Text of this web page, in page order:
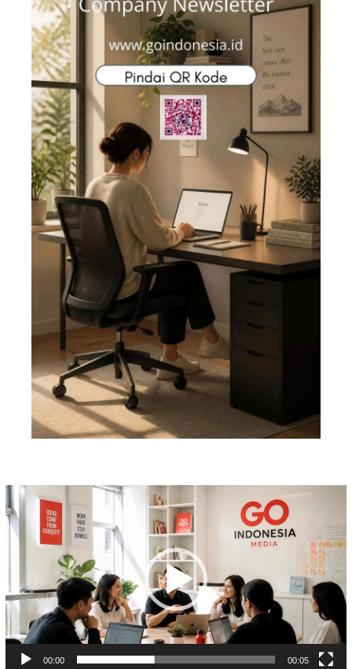
Pemutar
Video
00:00 00:05